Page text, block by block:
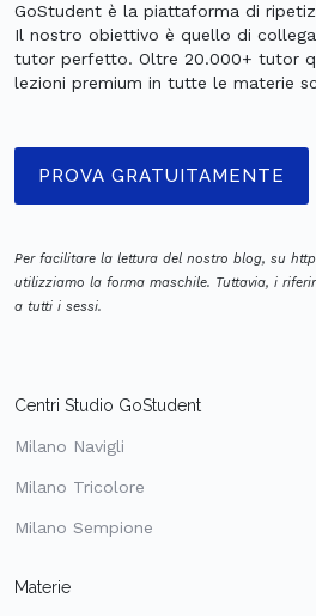
GoStudent è la piattaforma di
Il nostro obiettivo è quello di
tutor perfetto. Oltre 20.000+ tutor
lezioni premium in tutte le materie
PROVA GRATUITAMENTE
Per facilitare la lettura del nostro blog, su
utilizziamo la forma maschile. Tuttavia, i
a tutti i sessi.
Centri Studio GoStudent
Milano Navigli
Milano Tricolore
Milano Sempione
Materie